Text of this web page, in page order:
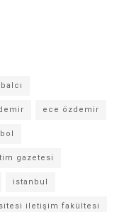
ece özdemir
gazetesi
istanbul
iletişim fakültesi